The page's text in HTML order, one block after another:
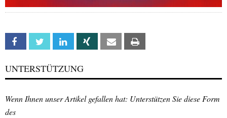
Facebook Twitter Linkedin Xing Email
UNTERSTÜTZUNG
Wenn Ihnen unser Artikel gefallen hat: Unterstützen Sie diese Form
des